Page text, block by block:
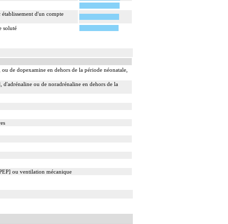
d'un compte
soluté
de dopexamine en dehors de la période néonatale,
ou de noradrénaline en dehors de la
ou ventilation mécanique